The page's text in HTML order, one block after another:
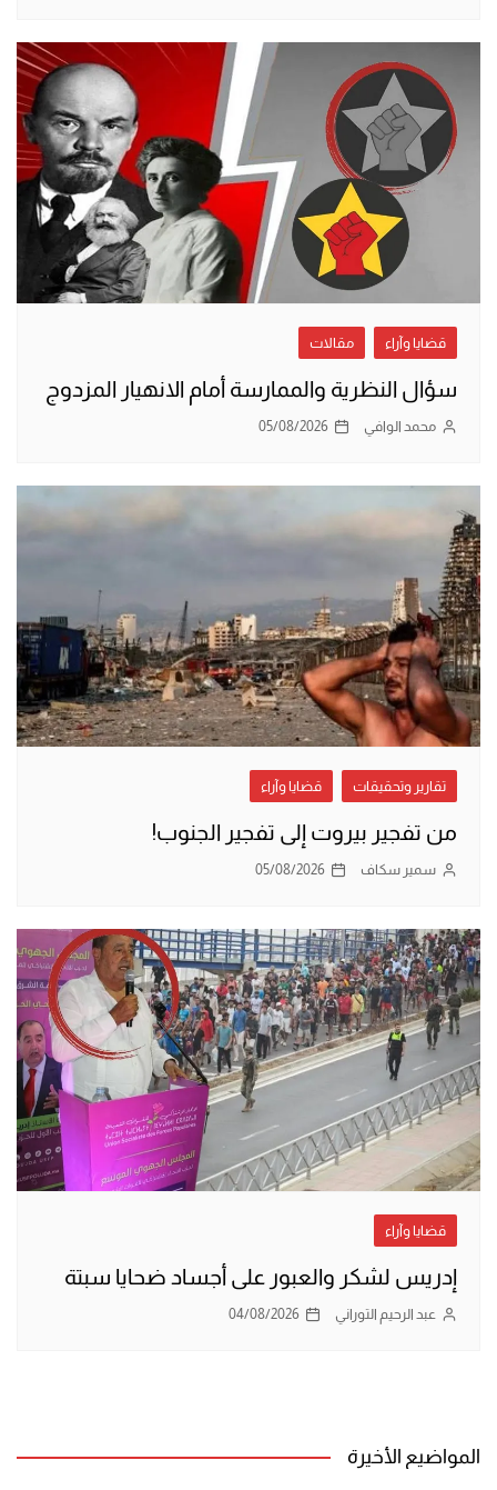
قضايا وآراء مقالات
سؤال النظرية والممارسة أمام الانهيار المزدوج
محمد الوافي 05/08/2026
تقارير وتحقيقات قضايا وآراء
من تفجير بيروت إلى تفجير الجنوب!
سمير سكاف 05/08/2026
قضايا وآراء
إدريس لشكر والعبور على أجساد ضحايا سبتة
عبد الرحيم التوراني 04/08/2026
المواضيع الأخيرة